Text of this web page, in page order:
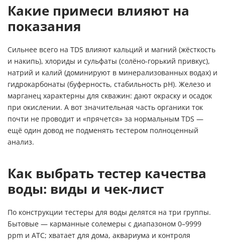
Какие примеси влияют на
показания
Сильнее всего на TDS влияют кальций и магний (жёсткость
и накипь), хлориды и сульфаты (солёно-горький привкус),
натрий и калий (доминируют в минерализованных водах) и
гидрокарбонаты (буферность, стабильность pH). Железо и
марганец характерны для скважин: дают окраску и осадок
при окислении. А вот значительная часть органики ток
почти не проводит и «прячется» за нормальным TDS —
ещё один довод не подменять тестером полноценный
анализ.
Как выбрать тестер качества
воды: виды и чек-лист
По конструкции тестеры для воды делятся на три группы.
Бытовые — карманные солемеры с диапазоном 0–9999
ppm и ATC; хватает для дома, аквариума и контроля